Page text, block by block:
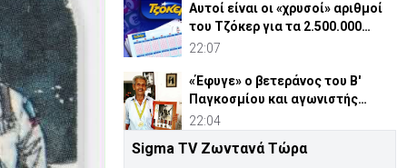
Αυτοί είναι οι «χρυσοί» αριθμοί
του Τζόκερ για τα 2.500.000
ευρώ
22:07
«Έφυγε» ο βετεράνος του Β'
Παγκοσμίου και αγωνιστής
ΕΟΚΑ, Παύλος Μ. Κασάπης
22:04
«Όχι» 9 χωρών σε ισχυρισμό
Sigma TV Ζωντανά Τώρα